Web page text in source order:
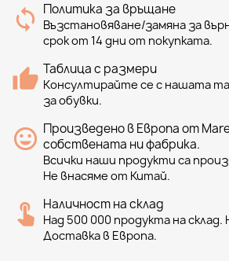
Политика за връщане
Възстановяване/замяна за
срок от 14 дни от покупката.
Таблица с размери
Консултирайте се с нашата
за обувки.
Произведено в Европа от
собствената ни фабрика.
Всички наши продукти са
Не внасяме от Китай.
Наличност на склад
Над 500 000 продукта на склад.
Доставка в Европа.